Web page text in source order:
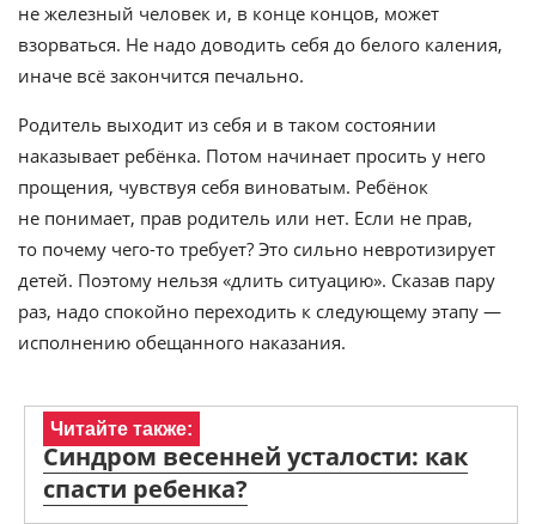
не железный человек и, в конце концов, может
взорваться. Не надо доводить себя до белого каления,
иначе всё закончится печально.
Родитель выходит из себя и в таком состоянии
наказывает ребёнка. Потом начинает просить у него
прощения, чувствуя себя виноватым. Ребёнок
не понимает, прав родитель или нет. Если не прав,
то почему чего-то требует? Это сильно невротизирует
детей. Поэтому нельзя «длить ситуацию». Сказав пару
раз, надо спокойно переходить к следующему этапу —
исполнению обещанного наказания.
Читайте также:
Синдром весенней усталости: как
спасти ребенка?